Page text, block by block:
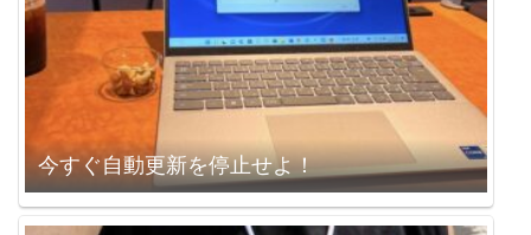
今すぐ自動更新を停止せよ！